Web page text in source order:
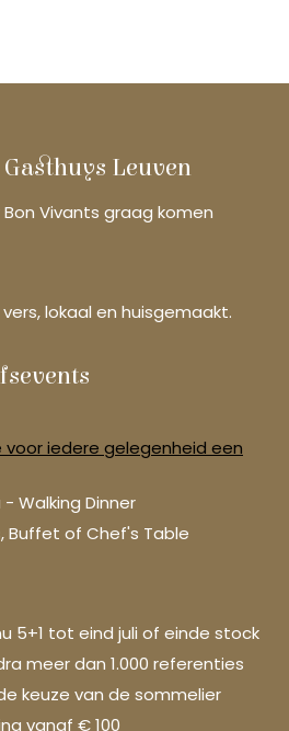
Leuven
Vivants graag komen
lokaal en huisgemaakt.
voor iedere gelegenheid een
Walking Dinner
Buffet of Chef's Table
5+1 tot eind juli of einde stock
meer dan 1.000 referenties
keuze van de sommelier
vanaf € 100